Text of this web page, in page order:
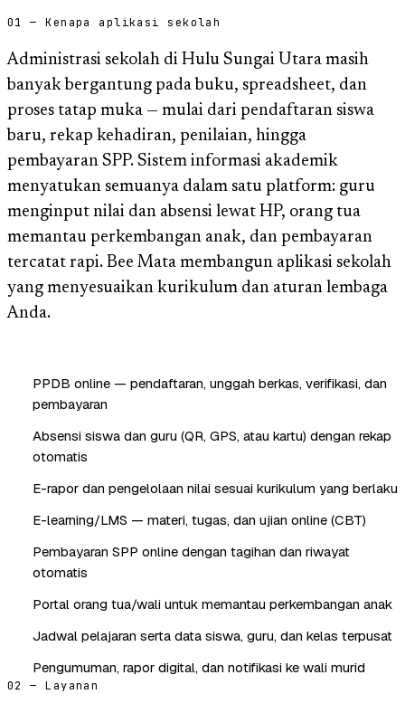
01 — Kenapa aplikasi sekolah
Administrasi sekolah di Hulu Sungai Utara masih
banyak bergantung pada buku, spreadsheet, dan
proses tatap muka — mulai dari pendaftaran siswa
baru, rekap kehadiran, penilaian, hingga
pembayaran SPP. Sistem informasi akademik
menyatukan semuanya dalam satu platform: guru
menginput nilai dan absensi lewat HP, orang tua
memantau perkembangan anak, dan pembayaran
tercatat rapi. Bee Mata membangun aplikasi sekolah
yang menyesuaikan kurikulum dan aturan lembaga
Anda.
PPDB online — pendaftaran, unggah berkas, verifikasi, dan
pembayaran
Absensi siswa dan guru (QR, GPS, atau kartu) dengan rekap
otomatis
E-rapor dan pengelolaan nilai sesuai kurikulum yang berlaku
E-learning/LMS — materi, tugas, dan ujian online (CBT)
Pembayaran SPP online dengan tagihan dan riwayat
otomatis
Portal orang tua/wali untuk memantau perkembangan anak
Jadwal pelajaran serta data siswa, guru, dan kelas terpusat
Pengumuman, rapor digital, dan notifikasi ke wali murid
02 — Layanan